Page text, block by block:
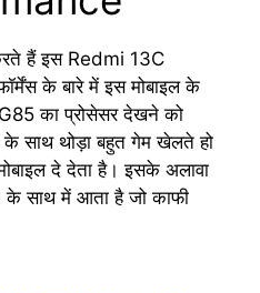
हैं इस Redmi 13C
के बारे में इस मोबाइल के
का प्रोसेसर देखने को
के साथ थोड़ा बहुत गेम खेलते हो
दे देता है। इसके अलावा
के साथ में आता है जो काफी